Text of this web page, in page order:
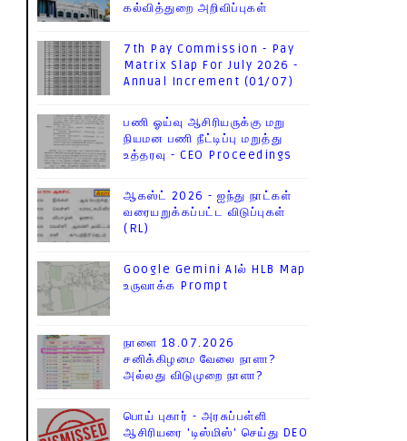
கல்வித்துறை அறிவிப்புகள்
7th Pay Commission - Pay
Matrix Slap For July 2026 -
Annual Increment (01/07)
பணி ஓய்வு ஆசிரியருக்கு மறு
நியமன பணி நீட்டிப்பு மறுத்து
உத்தரவு - CEO Proceedings
ஆகஸ்ட் 2026 - ஐந்து நாட்கள்
வரையறுக்கப்பட்ட விடுப்புகள்
(RL)
Google Gemini AIல் HLB Map
உருவாக்க Prompt
நாளை 18.07.2026
சனிக்கிழமை வேலை நாளா?
அல்லது விடுமுறை நாளா?
பொய் புகார் - அரசுப்பள்ளி
ஆசிரியரை 'டிஸ்மிஸ்' செய்து DEO